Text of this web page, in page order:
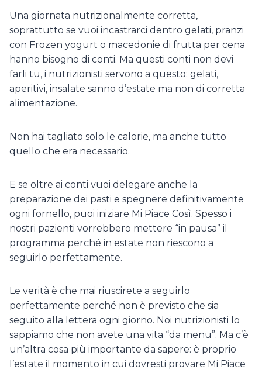
Una giornata nutrizionalmente corretta,
soprattutto se vuoi incastrarci dentro gelati, pranzi
con Frozen yogurt o macedonie di frutta per cena
hanno bisogno di conti. Ma questi conti non devi
farli tu, i nutrizionisti servono a questo: gelati,
aperitivi, insalate sanno d’estate ma non di corretta
alimentazione.
Non hai tagliato solo le calorie, ma anche tutto
quello che era necessario.
E se oltre ai conti vuoi delegare anche la
preparazione dei pasti e spegnere definitivamente
ogni fornello, puoi iniziare Mi Piace Così. Spesso i
nostri pazienti vorrebbero mettere “in pausa” il
programma perché in estate non riescono a
seguirlo perfettamente.
Le verità è che mai riuscirete a seguirlo
perfettamente perché non è previsto che sia
seguito alla lettera ogni giorno. Noi nutrizionisti lo
sappiamo che non avete una vita “da menu”. Ma c’è
un’altra cosa più importante da sapere: è proprio
l’estate il momento in cui dovresti provare Mi Piace